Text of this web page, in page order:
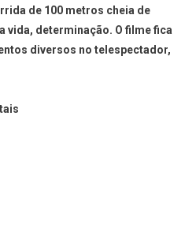
de 100 metros cheia de
vida, determinação. O filme fica
diversos no telespectador,